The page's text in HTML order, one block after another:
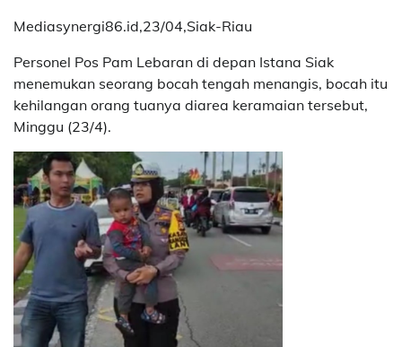
Mediasynergi86.id,23/04,Siak-Riau
Personel Pos Pam Lebaran di depan Istana Siak
menemukan seorang bocah tengah menangis, bocah itu
kehilangan orang tuanya diarea keramaian tersebut,
Minggu (23/4).